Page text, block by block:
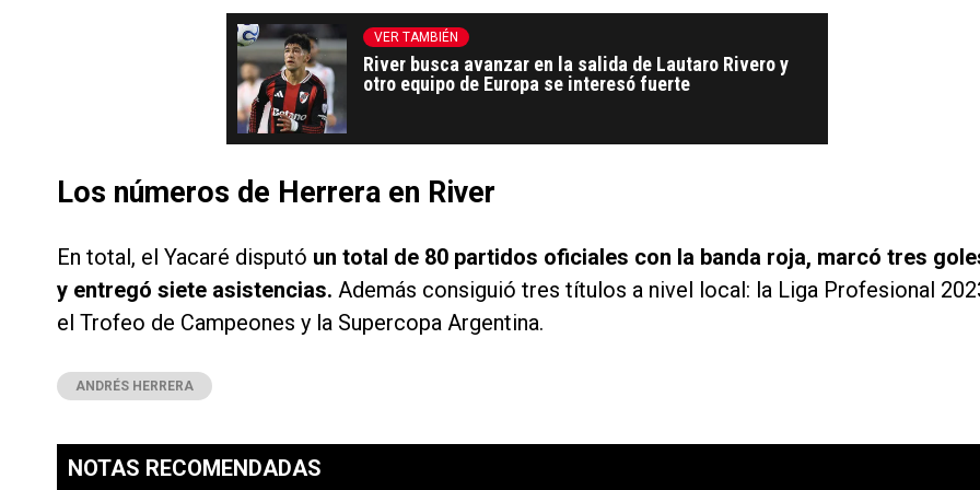
VER TAMBIÉN
River busca avanzar en la salida de Lautaro Rivero y
otro equipo de Europa se interesó fuerte
Los números de Herrera en River
En total, el Yacaré disputó un total de 80 partidos oficiales con la banda roja, marcó tres
y entregó siete asistencias. Además consiguió tres títulos a nivel local: la Liga Profesional
el Trofeo de Campeones y la Supercopa Argentina.
ANDRÉS HERRERA
NOTAS RECOMENDADAS